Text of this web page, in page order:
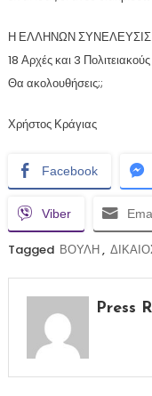
Η ΕΛΛΗΝΩΝ ΣΥΝΕΛΕΥΣΙΣ
18 Αρχές και 3
Θα ακολουθήσεις;;
Χρήστος Κράγιας
Facebook
Viber
Tagged ΒΟΥΛΗ,
Press